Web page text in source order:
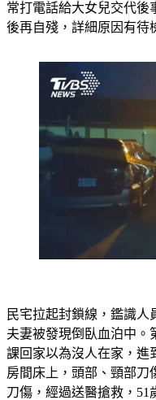
後再自殘，詳細原因有待
夫妻被發現倒臥血泊中
課回家以為沒人在家，進
房間床上，頭部、頸部刀
刀傷，經過送醫搶救，
從鬼門關前救回來。